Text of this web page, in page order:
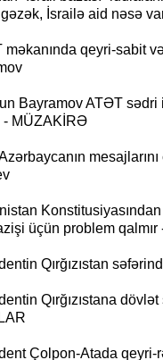
İsrailə aid nəsə
qeyri-sabit
Bayramov ATƏT sədri
- MÜZAKİRƏ
Konstitusiyasından
üçün problem qalmır
Qırğızıstan
Qırğızıstana dövlət
Çolpon-Atada qeyri-